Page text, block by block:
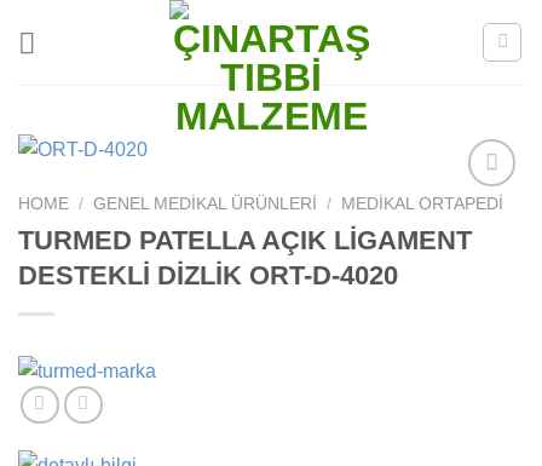
Add to
wishlist
HOME / GENEL MEDIKAL ÜRÜNLERI / MEDIKAL ORTAPEDI
TURMED PATELLA AÇIK LİGAMENT
DESTEKLİ DİZLİK ORT-D-4020